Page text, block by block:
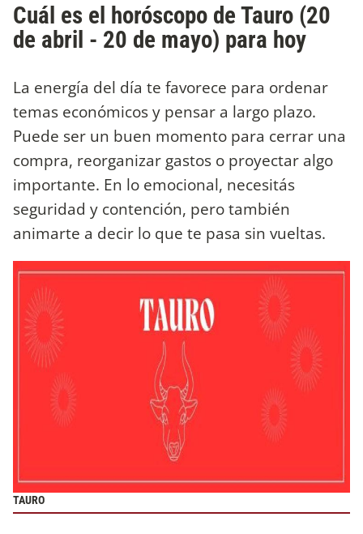
Cuál es el horóscopo de Tauro (20
de abril - 20 de mayo) para hoy
La energía del día te favorece para ordenar
temas económicos y pensar a largo plazo.
Puede ser un buen momento para cerrar una
compra, reorganizar gastos o proyectar algo
importante. En lo emocional, necesitás
seguridad y contención, pero también
animarte a decir lo que te pasa sin vueltas.
TAURO